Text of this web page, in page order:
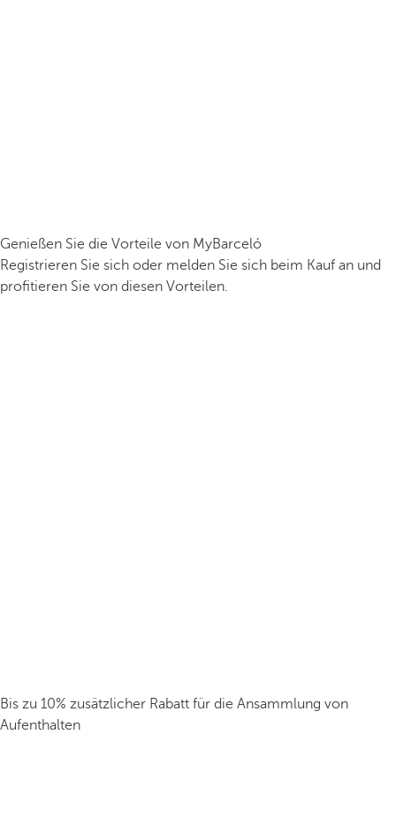
Genießen Sie die Vorteile von MyBarceló
Registrieren Sie sich oder melden Sie sich beim Kauf an und
profitieren Sie von diesen Vorteilen.
Bis zu 10% zusätzlicher Rabatt für die Ansammlung von
Aufenthalten